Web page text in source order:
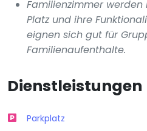
Familienzimmer
Platz und ihre
eignen sich gut für
Familienaufenthalte.
Dienstleistungen
Parkplatz